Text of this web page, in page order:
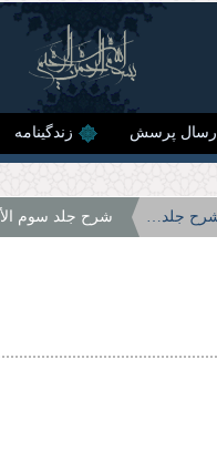
ارسال پرسش زندگینامه
شرح جلد سوم الأسفار الأربعه شرح جلد سوم